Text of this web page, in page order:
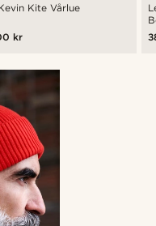
Kite Vårlue
kr